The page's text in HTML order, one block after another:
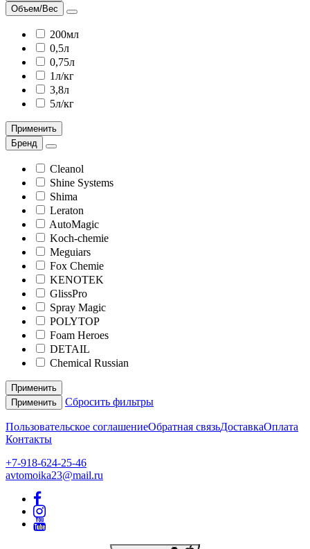
Объем/Вес
200мл
0,5л
0,75л
1л/кг
3,8л
5л/кг
Применить
Бренд
Cleanol
Shine Systems
Shima
Leraton
AutoMagic
Koch-chemie
Meguiars
Fox Chemie
KENOTEK
GlissPro
Spray Magic
POLYTOP
Foam Heroes
DETAIL
Chemical Russian
Применить
Применить
Сбросить фильтры
Пользовательское соглашениеОбратная связьДоставкаОплата
Контакты
+7-918-624-25-46
avtomoika23@mail.ru